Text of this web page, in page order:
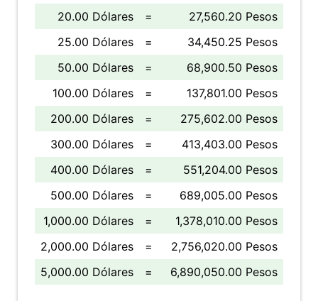
20.00 Dólares
=
27,560.20 Pesos
25.00 Dólares
=
34,450.25 Pesos
50.00 Dólares
=
68,900.50 Pesos
100.00 Dólares
=
137,801.00 Pesos
200.00 Dólares
=
275,602.00 Pesos
300.00 Dólares
=
413,403.00 Pesos
400.00 Dólares
=
551,204.00 Pesos
500.00 Dólares
=
689,005.00 Pesos
1,000.00 Dólares
=
1,378,010.00 Pesos
2,000.00 Dólares
=
2,756,020.00 Pesos
5,000.00 Dólares
= 6,890,050.00 Pesos